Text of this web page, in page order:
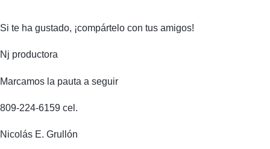
Si te ha gustado, ¡compártelo con tus amigos!
Nj productora
Marcamos la pauta a seguir
809-224-6159 cel.
Nicolás E. Grullón